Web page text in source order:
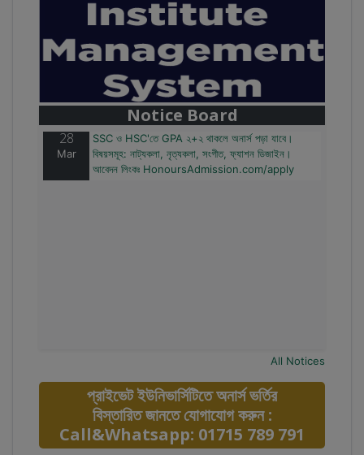
Notice Board
বাজেটের মধ্যে প্রাইভেট ইউনিভার্সিটিতে অনার্স পড়ার সুযোগ।
২০টির অধিক বিষয়, ৪ বছরে মোট খরচ ২ লক্ষ থেকে ৫ লক্ষ টাকা।
আবেদন লিংকঃ HonoursAdmission.com/apply
28
Mar
SSC ও HSC'তে GPA ২+২ থাকলে অনার্স পড়া যাবে।
বিষয়সমূহ: নাট্যকলা, নৃত্যকলা, সংগীত, ফ্যাশন ডিজাইন।
আবেদন লিংকঃ HonoursAdmission.com/apply
All Notices
প্রাইভেট ইউনিভার্সিটিতে অনার্স ভর্তির
বিস্তারিত জানতে যোগাযোগ করুন :
Call&Whatsapp: 01715 789 791